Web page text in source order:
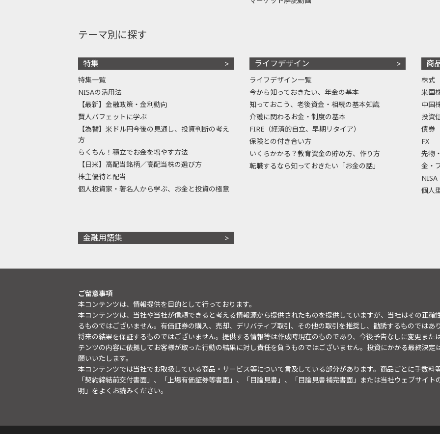
テーマ別に探す
特集
特集一覧
NISAの活用法
【最新】金融政策・金利動向
賢人バフェットに学ぶ
【為替】米ドル円今後の見通し、投資判断の考え
方
らくちん！積立でお金を増やす方法
【日米】高配当銘柄／高配当株の選び方
株主優待と配当
個人投資家・著名人から学ぶ、お金と投資の極意
ライフデザイン
ライフデザイン一覧
今から知っておきたい、年金の基本
知っておこう、老後資金・相続の基本知識
介護に関わるお金・制度の基本
FIRE（経済的自立、早期リタイア）
保険との付き合い方
いくらかかる？教育資金の貯め方、作り方
転職するなら知っておきたい「お金の話」
商
株式
米国
中国
投資
債券
FX
先物
金・
NISA
個人
金融用語集
ご留意事項
本コンテンツは、情報提供を目的として行っております。
本コンテンツは、当社や当社が信頼できると考える情報源から提供されたものを提供していますが、当社はその正
るものではございません。有価証券の購入、売却、デリバティブ取引、その他の取引を推奨し、勧誘するものではあ
将来の結果を保証するものではございません。提供する情報等は作成時現在のものであり、今後予告なしに変更また
テンツの内容に依拠してお客様が取った行動の結果に対し責任を負うものではございません。投資にかかる最終決
願いいたします。
本コンテンツでは当社でお取扱している商品・サービス等について言及している部分があります。商品ごとに手数料
「契約締結前交付書面」、「上場有価証券等書面」、「目論見書」、「目論見書補完書面」または当社ウェブサイト
明 」をよくお読みください。